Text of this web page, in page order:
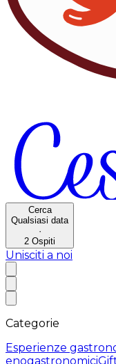
Cerca
Qualsiasi data
·
2 Ospiti
Unisciti a noi
Categorie
Esperienze
enogastronomici